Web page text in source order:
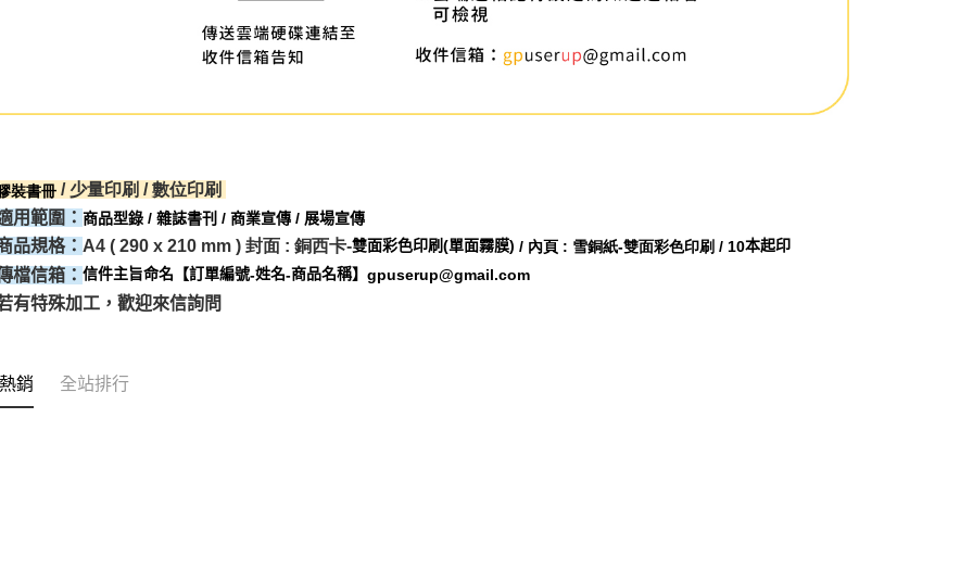
裝書冊 / 少量印刷 / 數位印刷
用範圍：商品型錄 / 雜誌書刊 / 商業宣傳 / 展場宣傳
品規格：A4 ( 290 x 210 mm ) 封面 : 銅西卡-雙面彩色印刷(單面霧膜) / 內頁 : 雪銅紙-雙面彩色印刷 / 10本起印
檔信箱：信件主旨命名【訂單編號-姓名-商品名稱】gpuserup@gmail.com
有特殊加工，歡迎來信詢問
銷 全站排行